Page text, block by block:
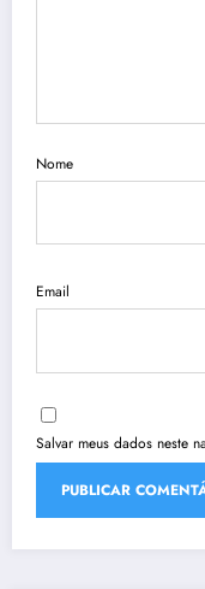
Nome
Email
Salvar meus dados neste